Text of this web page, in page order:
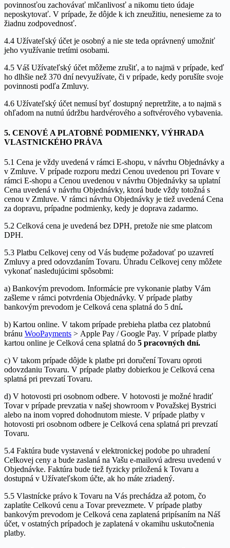
povinnosťou zachovávať mlčanlivosť a nikomu tieto údaje
neposkytovať. V prípade, že dôjde k ich zneužitiu, nenesieme za to
žiadnu zodpovednosť.
4.4 Užívateľský účet je osobný a nie ste teda oprávnený umožniť
jeho využívanie tretími osobami.
4.5 Váš Užívateľský účet môžeme zrušiť, a to najmä v prípade, keď
ho dlhšie než 370 dní nevyužívate, či v prípade, kedy porušíte svoje
povinnosti podľa Zmluvy.
4.6 Užívateľský účet nemusí byť dostupný nepretržite, a to najmä s
ohľadom na nutnú údržbu hardvérového a softvérového vybavenia.
5. CENOVÉ A PLATOBNÉ PODMIENKY, VÝHRADA
VLASTNICKÉHO PRÁVA
5.1 Cena je vždy uvedená v rámci E-shopu, v návrhu Objednávky a
v Zmluve. V prípade rozporu medzi Cenou uvedenou pri Tovare v
rámci E-shopu a Cenou uvedenou v návrhu Objednávky sa uplatní
Cena uvedená v návrhu Objednávky, ktorá bude vždy totožná s
cenou v Zmluve. V rámci návrhu Objednávky je tiež uvedená Cena
za dopravu, prípadne podmienky, kedy je doprava zadarmo.
5.2 Celková cena je uvedená bez DPH, pretože nie sme platcom
DPH.
5.3 Platbu Celkovej ceny od Vás budeme požadovať po uzavretí
Zmluvy a pred odovzdaním Tovaru. Úhradu Celkovej ceny môžete
vykonať nasledujúcimi spôsobmi:
a) Bankovým prevodom. Informácie pre vykonanie platby Vám
zašleme v rámci potvrdenia Objednávky. V prípade platby
bankovým prevodom je Celková cena splatná do 5 dní.
b) Kartou online. V takom prípade prebieha platba cez platobnú
bránu WooPayments > Apple Pay / Google Pay. V prípade platby
kartou online je Celková cena splatná do 5 pracovných dní.
c) V takom prípade dôjde k platbe pri doručení Tovaru oproti
odovzdaniu Tovaru. V prípade platby dobierkou je Celková cena
splatná pri prevzatí Tovaru.
d) V hotovosti pri osobnom odbere. V hotovosti je možné hradiť
Tovar v prípade prevzatia v našej showroom v Považskej Bystrici
alebo na inom vopred dohodnutom mieste. V prípade platby v
hotovosti pri osobnom odbere je Celková cena splatná pri prevzatí
Tovaru.
5.4 Faktúra bude vystavená v elektronickej podobe po uhradení
Celkovej ceny a bude zaslaná na Vašu e-mailovú adresu uvedenú v
Objednávke. Faktúra bude tiež fyzicky priložená k Tovaru a
dostupná v Užívateľskom účte, ak ho máte zriadený.
5.5 Vlastnícke právo k Tovaru na Vás prechádza až potom, čo
zaplatíte Celkovú cenu a Tovar prevezmete. V prípade platby
bankovým prevodom je Celková cena zaplatená pripísaním na Náš
účet, v ostatných prípadoch je zaplatená v okamihu uskutočnenia
platby.